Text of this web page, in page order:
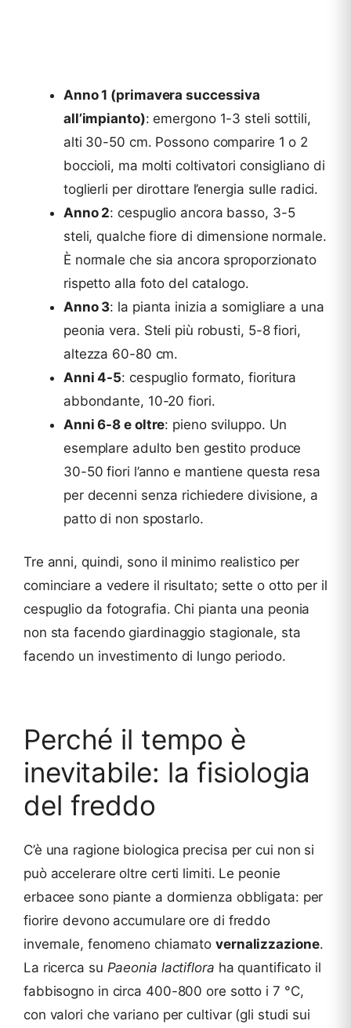
Anno 1 (primavera successiva
all’impianto): emergono 1-3 steli sottili,
alti 30-50 cm. Possono comparire 1 o 2
boccioli, ma molti coltivatori consigliano di
toglierli per dirottare l’energia sulle radici.
Anno 2: cespuglio ancora basso, 3-5
steli, qualche fiore di dimensione normale.
È normale che sia ancora sproporzionato
rispetto alla foto del catalogo.
Anno 3: la pianta inizia a somigliare a una
peonia vera. Steli più robusti, 5-8 fiori,
altezza 60-80 cm.
Anni 4-5: cespuglio formato, fioritura
abbondante, 10-20 fiori.
Anni 6-8 e oltre: pieno sviluppo. Un
esemplare adulto ben gestito produce
30-50 fiori l’anno e mantiene questa resa
per decenni senza richiedere divisione, a
patto di non spostarlo.
Tre anni, quindi, sono il minimo realistico per
cominciare a vedere il risultato; sette o otto per il
cespuglio da fotografia. Chi pianta una peonia
non sta facendo giardinaggio stagionale, sta
facendo un investimento di lungo periodo.
Perché il tempo è
inevitabile: la fisiologia
del freddo
C’è una ragione biologica precisa per cui non si
può accelerare oltre certi limiti. Le peonie
erbacee sono piante a dormienza obbligata: per
fiorire devono accumulare ore di freddo
invernale, fenomeno chiamatovernalizzazione.
La ricerca su Paeonia lactiflora ha quantificato il
fabbisogno in circa 400-800 ore sotto i 7 °C,
con valori che variano per cultivar (gli studi sui